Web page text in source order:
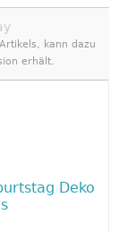
kann dazu
erhält.
Deko